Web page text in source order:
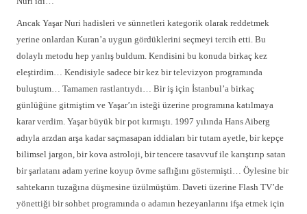
Ancak Yaşar Nuri hadisleri ve sünnetleri kategorik olarak reddetmek
yerine onlardan Kuran’a uygun gördüklerini seçmeyi tercih etti. Bu
dolaylı metodu hep yanlış buldum. Kendisini bu konuda birkaç kez
eleştirdim… Kendisiyle sadece bir kez bir televizyon programında
buluştum… Tamamen rastlantıydı… Bir iş için İstanbul’a birkaç
günlüğüne gitmiştim ve Yaşar’ın isteği üzerine programına katılmaya
karar verdim. Yaşar büyük bir pot kırmıştı. 1997 yılında Hans Aiberg
adıyla arzdan arşa kadar saçmasapan iddiaları bir tutam ayetle, bir kepçe
bilimsel jargon, bir kova astroloji, bir tencere tasavvuf ile karıştırıp satan
bir şarlatanı adam yerine koyup övme saflığını göstermişti… Öylesine bir
sahtekarın tuzağına düşmesine üzülmüştüm. Daveti üzerine Flash TV’de
yönettiği bir sohbet programında o adamın hezeyanlarını ifşa etmek için